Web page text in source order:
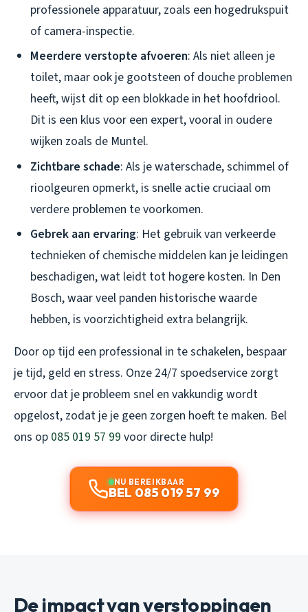
professionele apparatuur, zoals een hogedrukspuit
of camera-inspectie.
Meerdere verstopte afvoeren: Als niet alleen je
toilet, maar ook je gootsteen of douche problemen
heeft, wijst dit op een blokkade in het hoofdriool.
Dit is een klus voor een expert, vooral in oudere
wijken zoals de Muntel.
Zichtbare schade: Als je waterschade, schimmel of
rioolgeuren opmerkt, is snelle actie cruciaal om
verdere problemen te voorkomen.
Gebrek aan ervaring: Het gebruik van verkeerde
technieken of chemische middelen kan je leidingen
beschadigen, wat leidt tot hogere kosten. In Den
Bosch, waar veel panden historische waarde
hebben, is voorzichtigheid extra belangrijk.
Door op tijd een professional in te schakelen, bespaar
je tijd, geld en stress. Onze 24/7 spoedservice zorgt
ervoor dat je probleem snel en vakkundig wordt
opgelost, zodat je je geen zorgen hoeft te maken. Bel
ons op 085 019 57 99 voor directe hulp!
NU BEREIKBAAR
BEL 085 019 57 99
De impact van verstoppingen